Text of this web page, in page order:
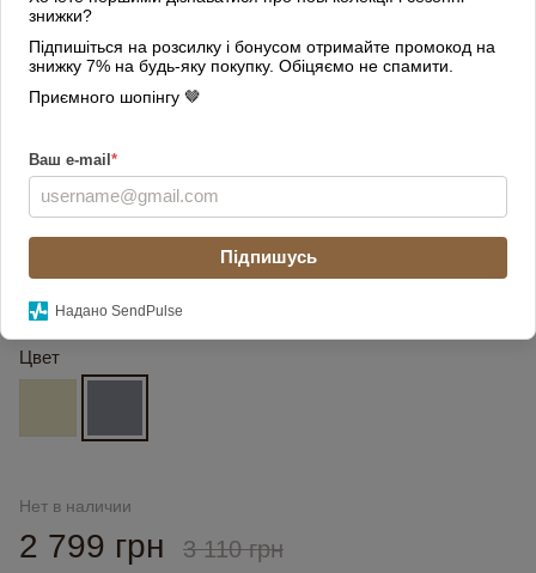
знижки?
Підпишіться на розсилку і бонусом отримайте промокод на
знижку 7% на будь-яку покупку. Обіцяємо не спамити.
Приємного шопінгу 🤎
Ваш e-mail*
Підпишусь
Надано SendPulse
Цвет
Нет в наличии
2 799 грн 3 110 грн